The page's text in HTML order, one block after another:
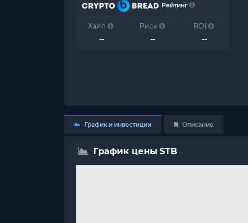
Рейтинг
Хайп
--
Риск
--
ROI
--
График и инвестиции Описание
График цены STB